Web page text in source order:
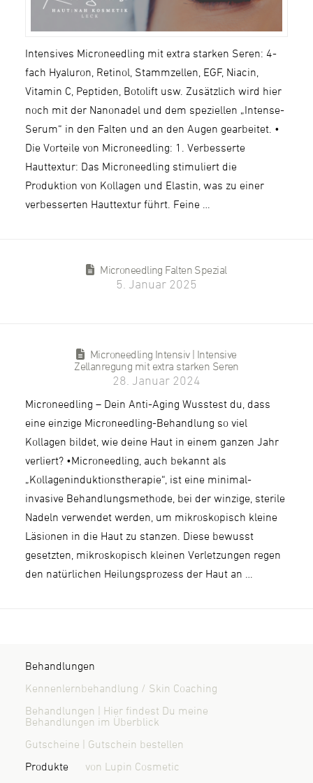
Intensives Microneedling mit extra starken Seren: 4-
fach Hyaluron, Retinol, Stammzellen, EGF, Niacin,
Vitamin C, Peptiden, Botolift usw. Zusätzlich wird hier
noch mit der Nanonadel und dem speziellen „Intense-
Serum“ in den Falten und an den Augen gearbeitet. •
Die Vorteile von Microneedling: 1. Verbesserte
Hauttextur: Das Microneedling stimuliert die
Produktion von Kollagen und Elastin, was zu einer
verbesserten Hauttextur führt. Feine …
Microneedling Falten Spezial
5. Januar 2025
Microneedling Intensiv | Intensive
Zellanregung mit extra starken Seren
28. Januar 2024
Microneedling – Dein Anti-Aging Wusstest du, dass
eine einzige Microneedling-Behandlung so viel
Kollagen bildet, wie deine Haut in einem ganzen Jahr
verliert? •Microneedling, auch bekannt als
„Kollageninduktionstherapie“, ist eine minimal-
invasive Behandlungsmethode, bei der winzige, sterile
Nadeln verwendet werden, um mikroskopisch kleine
Läsionen in die Haut zu stanzen. Diese bewusst
gesetzten, mikroskopisch kleinen Verletzungen regen
den natürlichen Heilungsprozess der Haut an …
Behandlungen
Kennenlernbehandlung / Skin Coaching
Behandlungen | Hier findest Du meine
Behandlungen im Überblick
Gutscheine | Gutschein bestellen
Produkte
von Lupin Cosmetic